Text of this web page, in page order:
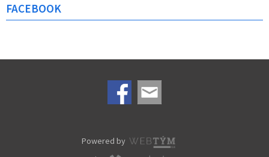
FACEBOOK
Powered by